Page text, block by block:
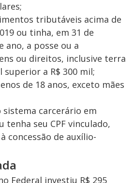
tributáveis acima de
ou tinha, em 31 de
ano, a posse ou a
ou direitos, inclusive terra
a R$ 300 mil;
de 18 anos, exceto mães
sistema carcerário em
tenha seu CPF vinculado,
concessão de auxílio-
Federal investiu R$ 295